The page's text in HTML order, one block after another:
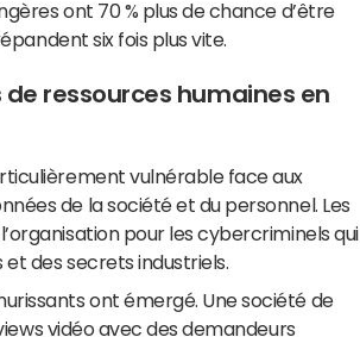
ont 70 % plus de chance d’être
six fois plus vite.
de ressources humaines en
vulnérable face aux
de la société et du personnel. Les
pour les cybercriminels qui
des secrets industriels.
ont émergé. Une société de
vidéo avec des demandeurs